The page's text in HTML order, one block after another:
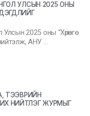
УЛСЫН 2025 ОНЫ
2025 оны “Хөрөнгө
АНУ …
ТЭЭВРИЙН
НИЙТЛЭГ ЖУРМЫГ